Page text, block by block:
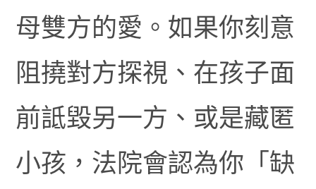
母雙方的愛。如果你刻意
阻撓對方探視、在孩子面
前詆毀另一方、或是藏匿
小孩，法院會認為你「缺